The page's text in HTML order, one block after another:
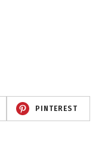
PINTEREST